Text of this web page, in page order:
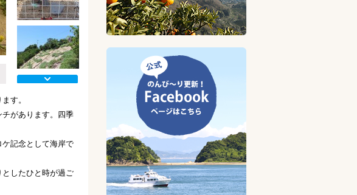
す。
があります。四季
記念として海岸で
したひと時が過ご